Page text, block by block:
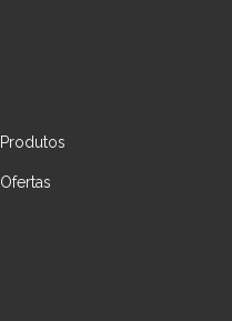
Produtos
Ofertas